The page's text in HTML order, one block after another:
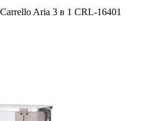
Aria 3 в 1 CRL-16401